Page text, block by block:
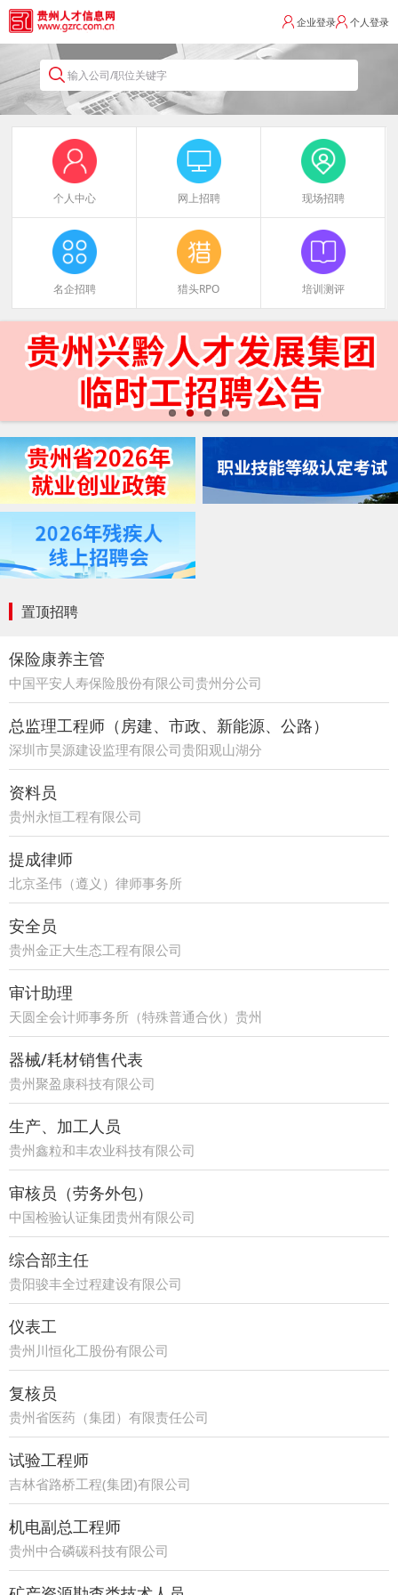
个人登录
企业登录
输入公司/职位关键字
个人中心 网上招聘 现场招聘
名企招聘 猎头RPO 培训测评
置顶招聘
保险康养主管
中国平安人寿保险股份有限公司贵州分公司
21部
总监理工程师（房建、市政、新能源、公路）
深圳市昊源建设监理有限公司贵阳观山湖分
公司
资料员
贵州永恒工程有限公司
提成律师
北京圣伟（遵义）律师事务所
安全员
贵州金正大生态工程有限公司
审计助理
天圆全会计师事务所（特殊普通合伙）贵州
分所
器械/耗材销售代表
贵州聚盈康科技有限公司
生产、加工人员
贵州鑫粒和丰农业科技有限公司
审核员（劳务外包）
中国检验认证集团贵州有限公司
综合部主任
贵阳骏丰全过程建设有限公司
仪表工
贵州川恒化工股份有限公司
复核员
贵州省医药（集团）有限责任公司
试验工程师
吉林省路桥工程(集团)有限公司
机电副总工程师
贵州中合磷碳科技有限公司